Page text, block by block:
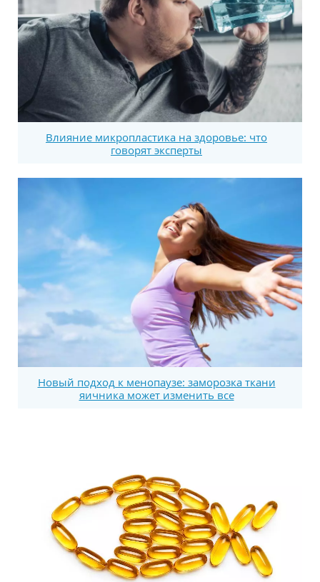
Влияние микропластика на здоровье: что
говорят эксперты
Новый подход к менопаузе: заморозка ткани
яичника может изменить все